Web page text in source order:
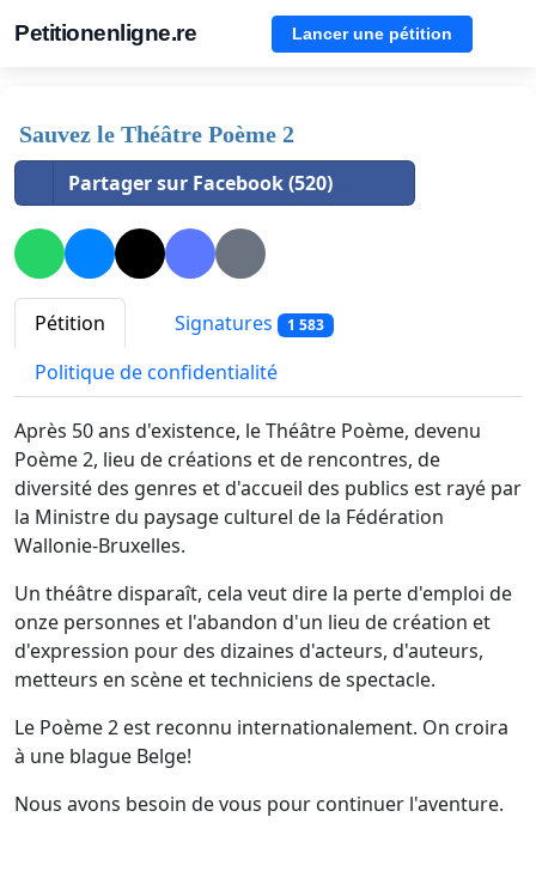
Petitionenligne.re Lancer une pétition
Sauvez le Théâtre Poème 2
Partager sur Facebook (520)
Pétition Signatures 1 583
Politique de confidentialité
Après 50 ans d'existence, le Théâtre Poème, devenu
Poème 2, lieu de créations et de rencontres, de
diversité des genres et d'accueil des publics est rayé par
la Ministre du paysage culturel de la Fédération
Wallonie-Bruxelles.
Un théâtre disparaît, cela veut dire la perte d'emploi de
onze personnes et l'abandon d'un lieu de création et
d'expression pour des dizaines d'acteurs, d'auteurs,
metteurs en scène et techniciens de spectacle.
Le Poème 2 est reconnu internationalement. On croira
à une blague Belge!
Nous avons besoin de vous pour continuer l'aventure.